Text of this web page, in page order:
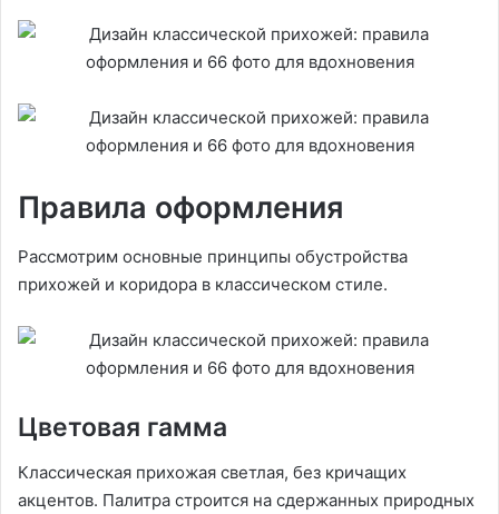
Правила оформления
Рассмотрим основные принципы обустройства
прихожей и коридора в классическом стиле.
Цветовая гамма
Классическая прихожая светлая, без кричащих
акцентов. Палитра строится на сдержанных природных